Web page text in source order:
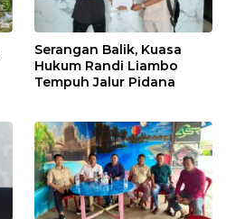
Serangan Balik, Kuasa
Hukum Randi Liambo
Tempuh Jalur Pidana